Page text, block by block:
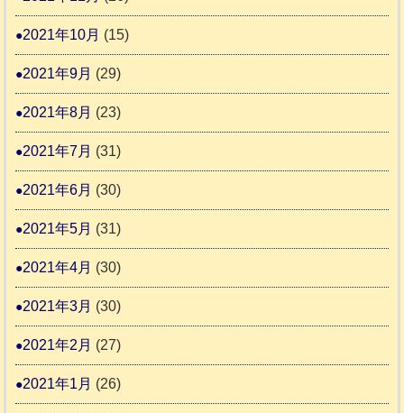
2021年10月 (15)
2021年9月 (29)
2021年8月 (23)
2021年7月 (31)
2021年6月 (30)
2021年5月 (31)
2021年4月 (30)
2021年3月 (30)
2021年2月 (27)
2021年1月 (26)